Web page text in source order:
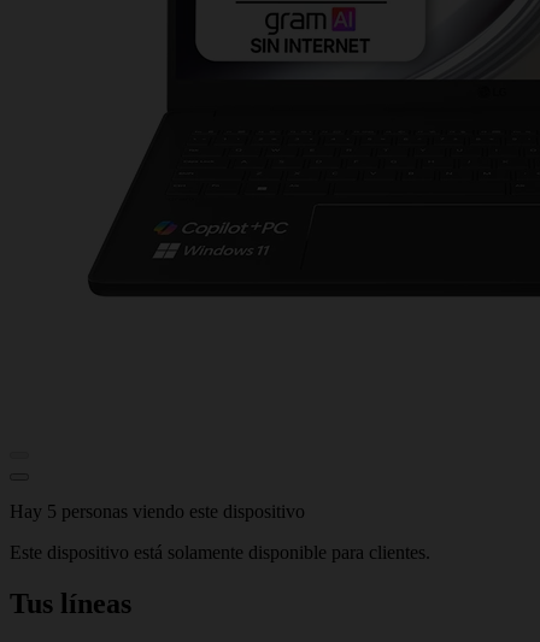
Hay 5 personas viendo este dispositivo
Este dispositivo está solamente disponible para clientes.
Tus líneas